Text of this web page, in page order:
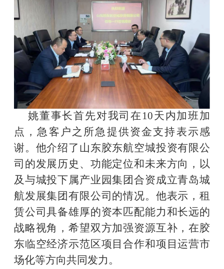
姚董事长首先对我司在 10天内加班加
点，急客户之所急提供资金支持表示感
谢。他介绍了山东胶东航空城投资有限公
司的发展历史、功能定位和未来方向，以
及与城投下属产业园集团合资成立青岛城
航发展集团有限公司的情况。他表示，租
赁公司具备雄厚的资本匹配能力和长远的
战略视角，希望双方加强资源互补，在胶
东临空经济示范区项目合作和项目运营市
场化等方向共同发力。